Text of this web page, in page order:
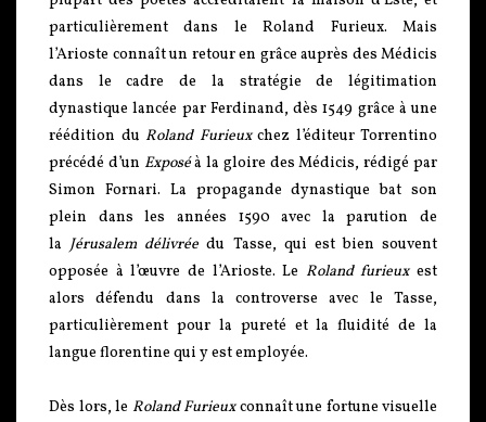
particulièrement dans le Roland Furieux. Mais
l’Arioste connaît un retour en grâce auprès des Médicis
dans le cadre de la stratégie de légitimation
dynastique lancée par Ferdinand, dès 1549 grâce à une
réédition du Roland Furieuxchez l’éditeur Torrentino
précédé d’un Exposéà la gloire des Médicis, rédigé par
Simon Fornari. La propagande dynastique bat son
plein dans les années 1590 avec la parution de
laJérusalem délivrée du Tasse, qui est bien souvent
opposée à l’œuvre de l’Arioste. Le Roland furieuxest
alors défendu dans la controverse avec le Tasse,
particulièrement pour la pureté et la fluidité de la
langue florentine qui y est employée.
Dès lors, le Roland Furieuxconnaît une fortune visuelle